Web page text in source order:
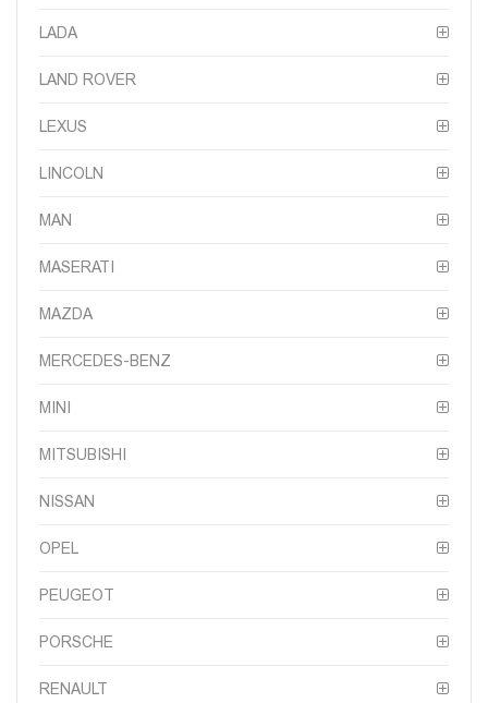
LADA
LAND ROVER
LEXUS
LINCOLN
MAN
MASERATI
MAZDA
MERCEDES-BENZ
MINI
MITSUBISHI
NISSAN
OPEL
PEUGEOT
PORSCHE
RENAULT